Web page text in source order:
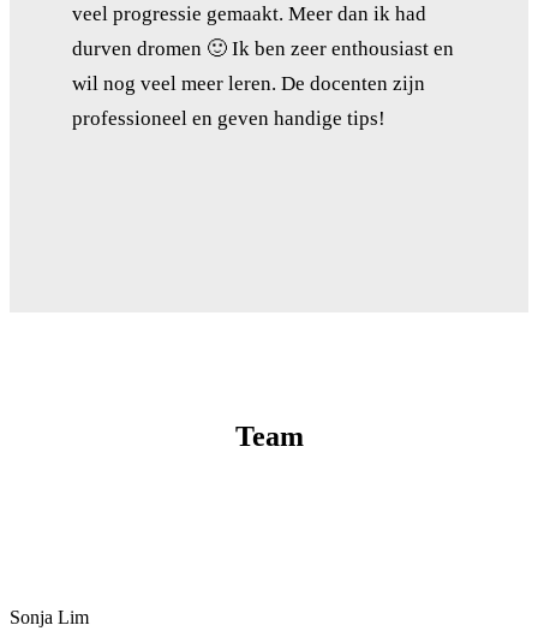
veel progressie gemaakt. Meer dan ik had
durven dromen 🙂 Ik ben zeer enthousiast en
wil nog veel meer leren. De docenten zijn
professioneel en geven handige tips!
Team
Sonja Lim